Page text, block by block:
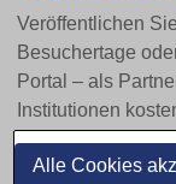
Alle Cookies
Veröffentlichen
Besuchertage
Portal – als
Institutionen
per E-Mail zu.